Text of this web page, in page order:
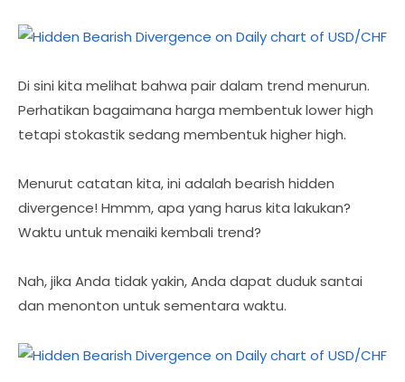
Di sini kita melihat bahwa pair dalam trend menurun.
Perhatikan bagaimana harga membentuk lower high
tetapi stokastik sedang membentuk higher high.
Menurut catatan kita, ini adalah bearish hidden
divergence! Hmmm, apa yang harus kita lakukan?
Waktu untuk menaiki kembali trend?
Nah, jika Anda tidak yakin, Anda dapat duduk santai
dan menonton untuk sementara waktu.